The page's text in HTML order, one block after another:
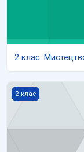
2 клас.
2 клас. Фізична
2 клас